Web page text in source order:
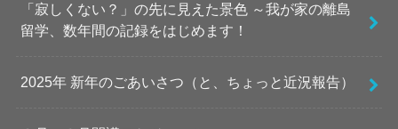
「寂しくない？」の先に見えた景色 ～我が家の離島
留学、数年間の記録をはじめます！
2025年 新年のごあいさつ（と、ちょっと近況報告）